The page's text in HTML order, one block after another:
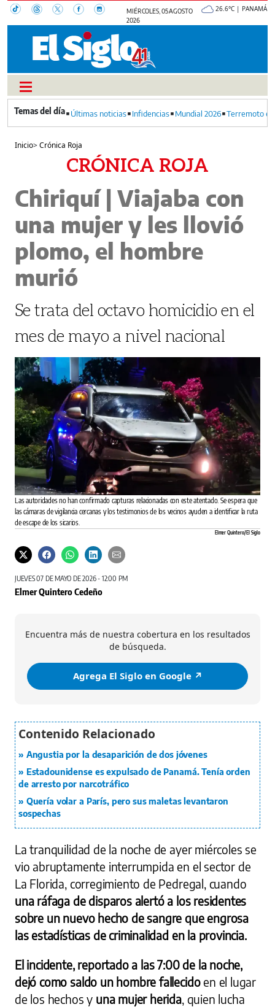
MIÉRCOLES, 05 AGOSTO
2026
26.6°C | PANAMÁ
Últimas noticias Infidencias Mundial 2026 Terremoto
Inicio>Crónica Roja
CRÓNICA ROJA
Chiriquí | Viajaba con
una mujer y les llovió
plomo, el hombre
murió
Se trata del octavo homicidio en el
mes de mayo a nivel nacional
Las autoridades no han confirmado capturas relacionadas con este atentado. Se espera que
las cámaras de vigilancia cercanas y los testimonios de los vecinos ayuden a identificar la ruta
de escape de los sicarios.
Elmer Quintero/ El Siglo
JUEVES 07 DE MAYO DE 2026 - 12:00 PM
Elmer Quintero Cedeño
Encuentra más de nuestra cobertura en los resultados
de búsqueda.
Agrega El Siglo en Google ↗️
Angustia por la desaparición de dos jóvenes
Estadounidense es expulsado de Panamá. Tenía orden
de arresto por narcotráfico
Quería volar a París, pero sus maletas levantaron
sospechas
La tranquilidad de la noche de ayer miércoles se
vio abruptamente interrumpida en el sector de
La Florida, corregimiento de Pedregal, cuando
una ráfaga de disparos alertó a los residentes
sobre un nuevo hecho de sangre que engrosa
las estadísticas de criminalidad en la provincia.
El incidente, reportado a las 7:00 de la noche,
dejó como saldo un hombre fallecidoen el lugar
de los hechos y una mujer herida, quien lucha